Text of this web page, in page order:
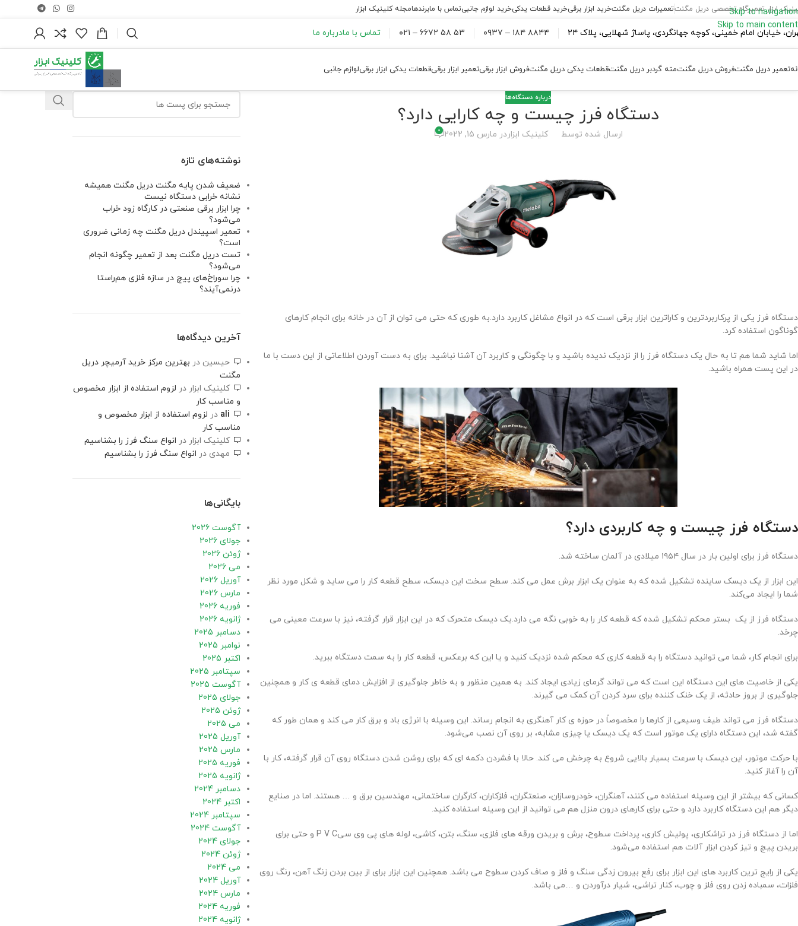
Skip to navigation
Skip to main content
ابزار تعمیرگاه تخصصی دریل مگنتتعمیرات دریل مگنتخرید ابزار برقیخرید قطعات یدکیخرید لوازم جانبیتماس با مابرندهامجله کلینیک ابزار
خیابان امام خمینی، کوچه جهانگردی، پاساژ شهلایی، پلاک ۲۴ ۸۸۴۴ ۱۸۴ – ۰۹۳۷ ۵۳ ۵۸ ۶۶۷۲ – ۰۲۱ تماس با مادرباره ما
تعمیر دریل مگنتفروش دریل مگنتمته گردبر دریل مگنتقطعات یدکی دریل مگنتفروش ابزار برقیتعمیر ابزار برقیقطعات یدکی ابزار برقیلوازم جانبی
درباره دستگاه‌ها
دستگاه فرز چیست و چه کارایی دارد؟
ارسال شده توسط کلینیک ابزاردر مارس 15, 2022 0
دستگاه فرز یکی از پرکاربردترین و کاراترین ابزار برقی است که در انواع مشاغل کاربرد دارد.به طوری که حتی می توان از آن در خانه برای انجام کارهای
گوناگون استفاده کرد.
اما شاید شما هم تا به حال یک دستگاه فرز را از نزدیک ندیده باشید و با چگونگی و کاربرد آن آشنا نباشید. برای به دست آوردن اطلاعاتی از این دست با ما
در این پست همراه باشید.
دستگاه فرز چیست و چه کاربردی دارد؟
دستگاه فرز برای اولین بار در سال ۱۹۵۴ میلادی در آلمان ساخته شد.
این ابزار از یک دیسک ساینده تشکیل شده که به عنوان یک ابزار برش عمل می کند. سطح سخت این دیسک، سطح قطعه کار را می ساید و شکل مورد نظر
شما را ایجاد می‌کند.
دستگاه فرز از یک بستر محکم تشکیل شده که قطعه کار را به خوبی نگه می دارد.یک دیسک متحرک که در این ابزار قرار گرفته، نیز با سرعت معینی می
چرخد.
برای انجام کار، شما می توانید دستگاه را به قطعه کاری که محکم شده نزدیک کنید و یا این که برعکس، قطعه کار را به سمت دستگاه ببرید.
یکی از خاصیت های این دستگاه این است که می تواند گرمای زیادی ایجاد کند. به همین منظور و به خاطر جلوگیری از افزایش دمای قطعه ی کار و همچنین
جلوگیری از بروز حادثه، از یک خنک کننده برای سرد کردن آن کمک می گیرند.
دستگاه فرز می تواند طیف وسیعی از کارها را مخصوصاً در حوزه ی کار آهنگری به انجام رساند. این وسیله با انرژی باد و برق کار می کند و همان طور که
گفته شد، این دستگاه دارای یک موتور است که یک دیسک یا چیزی مشابه، بر روی آن نصب می‌شود.
با حرکت موتور، این دیسک با سرعت بسیار بالایی شروع به چرخش می کند. حالا با فشردن دکمه ای که برای روشن شدن دستگاه روی آن قرار گرفته، کار با
آن را آغاز کنید.
کسانی که بیشتر از این وسیله استفاده می کنند، آهنگران، خودروسازان، صنعتگران، فلزکاران، کارگران ساختمانی، مهندسین برق و … هستند. اما در صنایع
دیگر هم این دستگاه کاربرد دارد و حتی برای کارهای درون منزل هم می توانید از این وسیله استفاده کنید.
اما از دستگاه فرز در تراشکاری، پولیش کاری، پرداخت سطوح، برش و بریدن ورقه های فلزی، سنگ، بتن، کاشی، لوله های پی وی سیP V C و حتی برای
بریدن پیچ و تیز کردن ابزار آلات هم استفاده می‌شود.
یکی از رایج ترین کاربرد های این ابزار برای رفع بیرون زدگی سنگ و فلز و صاف کردن سطوح می باشد. همچنین این ابزار برای از بین بردن زنگ آهن، رنگ روی
فلزات، سمباده زدن روی فلز و چوب، کنار تراشی، شیار درآوردن و …می باشد.
نوشته‌های تازه
ضعیف شدن پایه مگنت دریل مگنت همیشه
نشانه خرابی دستگاه نیست
چرا ابزار برقی صنعتی در کارگاه زود خراب
می‌شود؟
تعمیر اسپیندل دریل مگنت چه زمانی ضروری
است؟
تست دریل مگنت بعد از تعمیر چگونه انجام
می‌شود؟
چرا سوراخ‌های پیچ در سازه فلزی هم‌راستا
درنمی‌آیند؟
آخرین دیدگاه‌ها
حیسین در بهترین مرکز خرید آرمیچر دریل
مگنت
کلینیک ابزار در لزوم استفاده از ابزار مخصوص
و مناسب کار
ali در لزوم استفاده از ابزار مخصوص و
مناسب کار
کلینیک ابزار در انواع سنگ فرز را بشناسیم
مهدی در انواع سنگ فرز را بشناسیم
بایگانی‌ها
آگوست 2026
جولای 2026
ژوئن 2026
می 2026
آوریل 2026
مارس 2026
فوریه 2026
ژانویه 2026
دسامبر 2025
نوامبر 2025
اکتبر 2025
سپتامبر 2025
آگوست 2025
جولای 2025
ژوئن 2025
می 2025
آوریل 2025
مارس 2025
فوریه 2025
ژانویه 2025
دسامبر 2024
اکتبر 2024
سپتامبر 2024
آگوست 2024
جولای 2024
ژوئن 2024
می 2024
آوریل 2024
مارس 2024
فوریه 2024
ژانویه 2024